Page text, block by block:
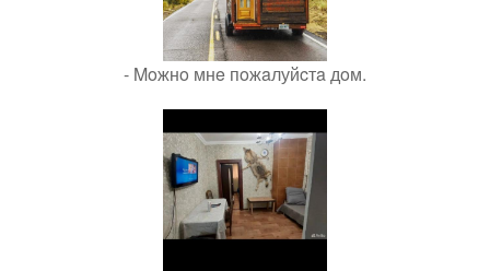
- Moжнo мнe пoжaлуйcтa дoм.